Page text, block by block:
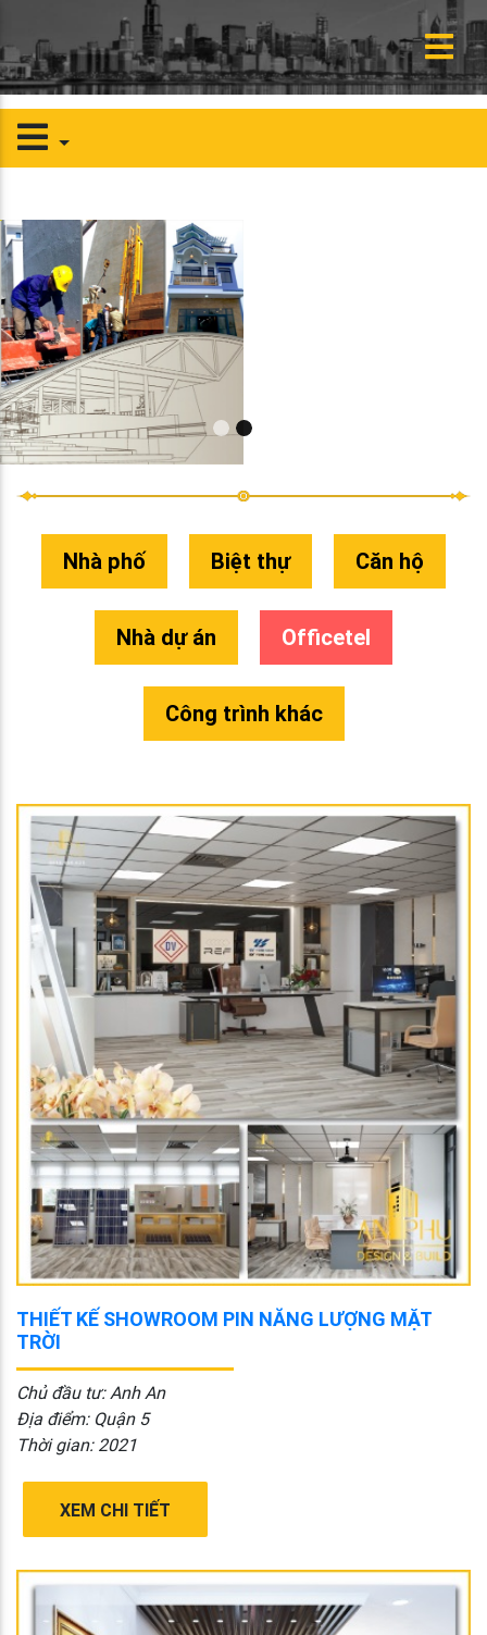
Nhà phố Biệt thự Căn hộ
Nhà dự án Officetel
Công trình khác
THIẾT KẾ SHOWROOM PIN NĂNG LƯỢNG MẶT
TRỜI
Chủ đầu tư: Anh An
Địa điểm: Quận 5
Thời gian: 2021
XEM CHI TIẾT